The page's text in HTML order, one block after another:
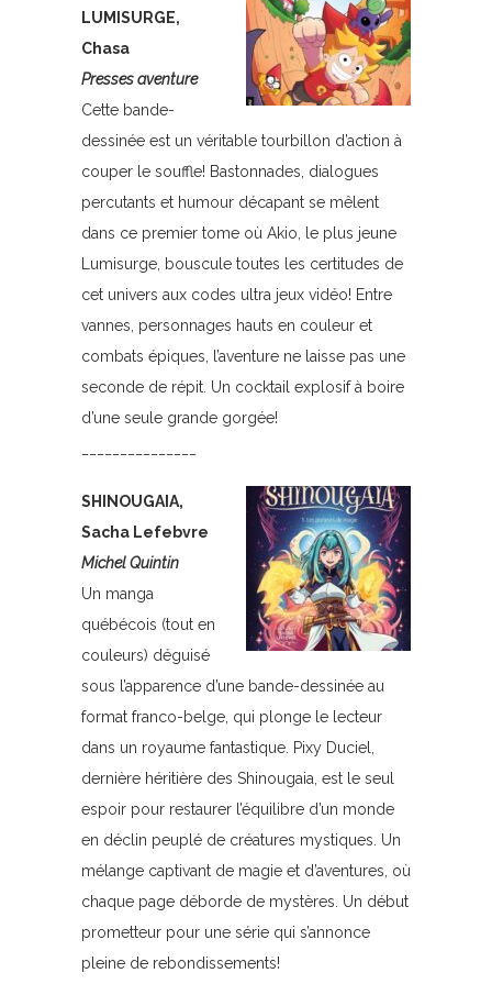
LUMISURGE,
Chasa
Presses aventure
Cette bande-
dessinée est un véritable tourbillon d’action à
couper le souffle! Bastonnades, dialogues
percutants et humour décapant se mêlent
dans ce premier tome où Akio, le plus jeune
Lumisurge, bouscule toutes les certitudes de
cet univers aux codes ultra jeux vidéo! Entre
vannes, personnages hauts en couleur et
combats épiques, l’aventure ne laisse pas une
seconde de répit. Un cocktail explosif à boire
d’une seule grande gorgée!
SHINOUGAIA,
Sacha Lefebvre
Michel Quintin
Un manga
québécois (tout en
couleurs) déguisé
sous l’apparence d’une bande-dessinée au
format franco-belge, qui plonge le lecteur
dans un royaume fantastique. Pixy Duciel,
dernière héritière des Shinougaia, est le seul
espoir pour restaurer l’équilibre d’un monde
en déclin peuplé de créatures mystiques. Un
mélange captivant de magie et d’aventures, où
chaque page déborde de mystères. Un début
prometteur pour une série qui s’annonce
pleine de rebondissements!